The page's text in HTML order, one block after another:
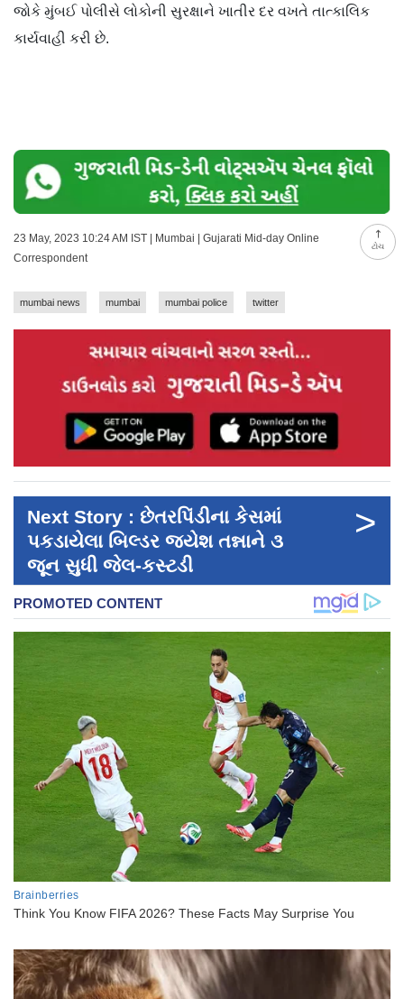
ટોચ
જોકે મુંબઈ પોલીસે લોકોની સુરક્ષાને ખાતીર દર વખતે તાત્કાલિક
કાર્યવાહી કરી છે.
23 May, 2023 10:24 AM IST | Mumbai | Gujarati Mid-day Online
Correspondent
mumbai news mumbai mumbai police twitter
Next Story : છેતરપિંડીના કેસમાં
પકડાયેલા બિલ્ડર જયેશ તન્નાને ૩
જૂન સુધી જેલ-કસ્ટડી
>